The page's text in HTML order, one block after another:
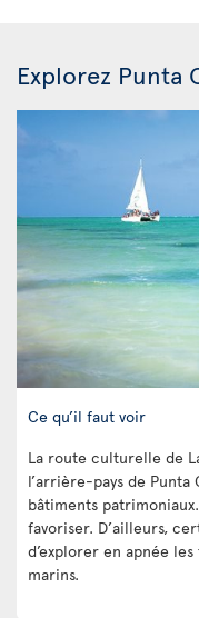
Explorez Punta
Ce qu’il faut voir
La route culturelle de
l’arrière-pays de Punta
bâtiments
favoriser. D’ailleurs,
d’explorer en apnée
marins.